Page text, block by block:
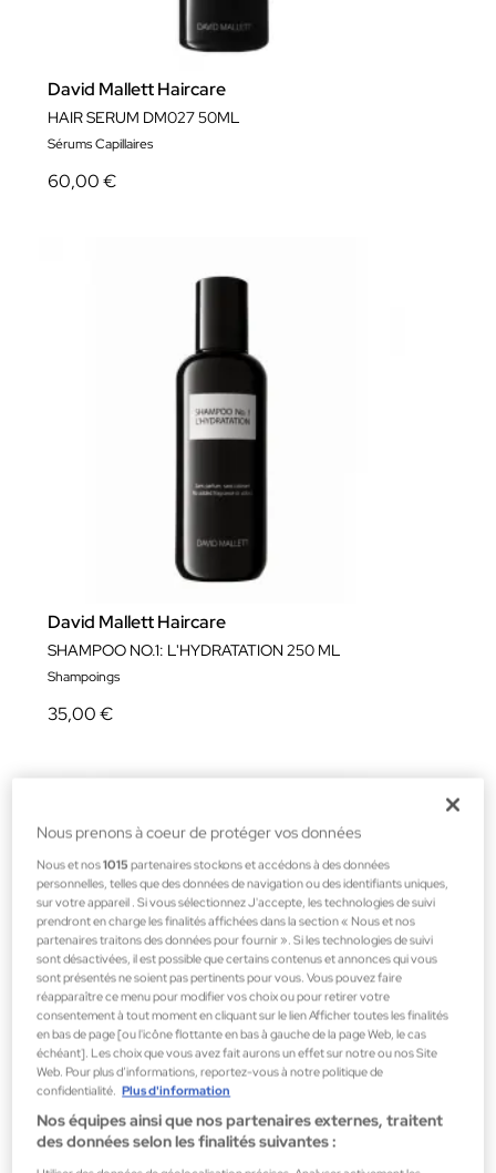
David Mallett Haircare
HAIR SERUM DM027 50ML
Sérums Capillaires
60,00 €
David Mallett Haircare
SHAMPOO NO.1: L'HYDRATATION 250 ML
Shampoings
35,00 €
David Mallett Haircare
Nous prenons à coeur de protéger vos données
Nous et nos1015 partenaires stockons et accédons à des données
personnelles, telles que des données de navigation ou des identifiants uniques,
sur votre appareil . Si vous sélectionnez J'accepte, les technologies de suivi
prendront en charge les finalités affichées dans la section « Nous et nos
partenaires traitons des données pour fournir ». Si les technologies de suivi
sont désactivées, il est possible que certains contenus et annonces qui vous
sont présentés ne soient pas pertinents pour vous. Vous pouvez faire
réapparaître ce menu pour modifier vos choix ou pour retirer votre
consentement à tout moment en cliquant sur le lien Afficher toutes les finalités
en bas de page [ou l'icône flottante en bas à gauche de la page Web, le cas
échéant]. Les choix que vous avez fait aurons un effet sur notre ou nos Site
Web. Pour plus d’informations, reportez-vous à notre politique de
confidentialité. Plus d'information
Nos équipes ainsi que nos partenaires externes, traitent
des données selon les finalités suivantes :